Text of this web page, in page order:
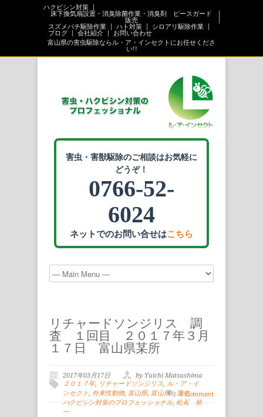
ハクビシン対策
床下換気扇設置・消臭除菌作業・消臭剤 ピースガード
販売
スズメバチ駆除作業
ハト対策
シロアリ駆除作業
ブログ
会社紹介
お問い合わせ
富山県の害虫駆除ならル・ア・インセクトにお任せくださ
い!!
害虫・害獣駆除のご相談はお気軽に
どうぞ！
0766-52-
6024
ネットでのお問い合せはこちら
リチャードソンジリス 調
査 １回目 ２０１７年３月
１７日 富山県某所
2017年03月17日
by Yuichi Matsushima
２０１７年, リチャードソンジリス, ル・ア・イ
ンセクト, 外来性動物, 富山県, 富山県 害虫・
ハクビシン対策のプロフェッショナル, 松嶌 裕
一
0 Comment